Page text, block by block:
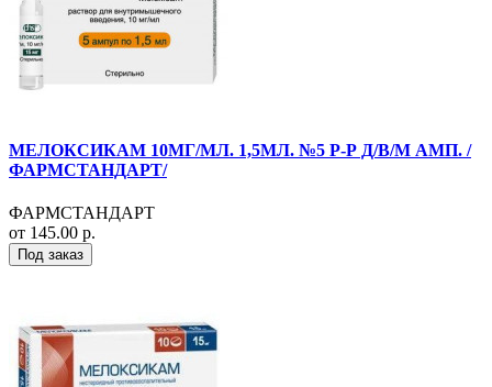
МЕЛОКСИКАМ 10МГ/МЛ. 1,5МЛ. №5 Р-Р Д/В/М АМП. /
ФАРМСТАНДАРТ/
ФАРМСТАНДАРТ
от 145.00 р.
Под заказ